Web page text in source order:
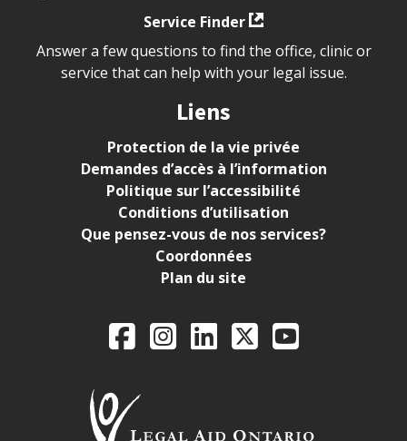
Service Finder
Answer a few questions to find the office, clinic or
service that can help with your legal issue.
Liens
Protection de la vie privée
Demandes d’accès à l’information
Politique sur l’accessibilité
Conditions d’utilisation
Que pensez-vous de nos services?
Coordonnées
Plan du site
Legal Aid Ontario
FacebookInstagram
LinkedIn
X YouTube